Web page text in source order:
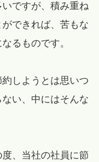
ですが、積み重ね
できれば、苦もな
るものです。
しようとは思いつ
い、中にはそんな
、当社の社員に節